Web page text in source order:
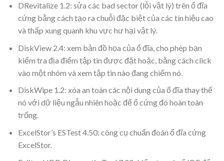
DRevitalize 1.2: sửa các bad sector (lỗi vật lý) trên ổ đĩa
cứng bằng cách tạo ra chuỗi đặc biệt của các tín hiệu cao
và thấp xung quanh khu vực hư hại vật lý.
DiskView 2.4: xem bản đồ họa của ổ đĩa, cho phép bạn
kiểm tra địa điểm tập tin được đặt hoặc, bằng cách click
vào một nhóm và xem tập tin nào đang chiếm nó.
DiskWipe 1.2: xóa an toàn các nội dung của ổ đĩa thay thế
nó với dữ liệu ngẫu nhiên hoặc để ổ cứng đó hoàn toàn
trống.
ExcelStor’s ESTest 4.50: công cụ chuẩn đoán ổ đĩa cứng
ExcelStor.